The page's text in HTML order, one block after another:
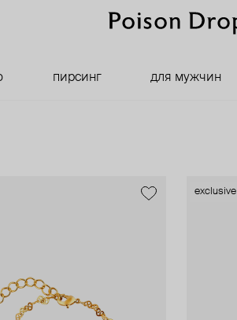
пирсинг для мужчин
exclusive